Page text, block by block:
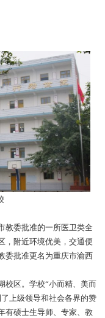
教委批准的一所医卫类全
，附近环境优美，交通便
委批准更名为重庆市渝西
校区。学校“小而精、美而
上级领导和社会各界的赞
有硕士生导师、专家、教